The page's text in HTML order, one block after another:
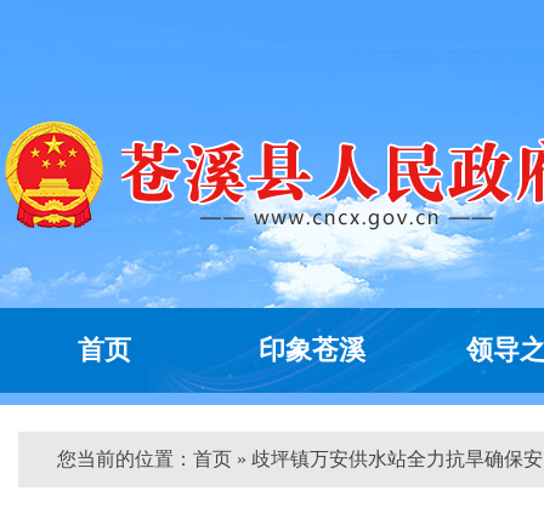
首页 印象苍溪 领导
您当前的位置： 首页 » 歧坪镇万安供水站全力抗旱确保